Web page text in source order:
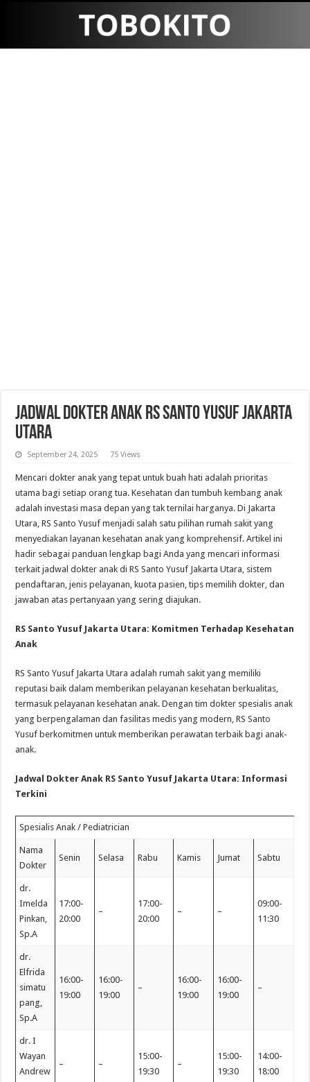
Jadwal Dokter Anak RS Santo Yusuf Jakarta
Utara
September 24, 2025 75 Views
Mencari dokter anak yang tepat untuk buah hati adalah prioritas
utama bagi setiap orang tua. Kesehatan dan tumbuh kembang anak
adalah investasi masa depan yang tak ternilai harganya. Di Jakarta
Utara, RS Santo Yusuf menjadi salah satu pilihan rumah sakit yang
menyediakan layanan kesehatan anak yang komprehensif. Artikel ini
hadir sebagai panduan lengkap bagi Anda yang mencari informasi
terkait jadwal dokter anak di RS Santo Yusuf Jakarta Utara, sistem
pendaftaran, jenis pelayanan, kuota pasien, tips memilih dokter, dan
jawaban atas pertanyaan yang sering diajukan.
RS Santo Yusuf Jakarta Utara: Komitmen Terhadap Kesehatan
Anak
RS Santo Yusuf Jakarta Utara adalah rumah sakit yang memiliki
reputasi baik dalam memberikan pelayanan kesehatan berkualitas,
termasuk pelayanan kesehatan anak. Dengan tim dokter spesialis anak
yang berpengalaman dan fasilitas medis yang modern, RS Santo
Yusuf berkomitmen untuk memberikan perawatan terbaik bagi anak-
anak.
Jadwal Dokter Anak RS Santo Yusuf Jakarta Utara: Informasi
Terkini
Spesialis Anak / Pediatrician
Nama
Dokter
Senin Selasa Rabu Kamis Jumat Sabtu
dr.
Imelda
Pinkan,
Sp.A
17:00-
20:00
–
17:00-
20:00
– –
09:00-
11:30
dr.
Elfrida
simatu
pang,
Sp.A
16:00-
19:00
16:00-
19:00
–
16:00-
19:00
16:00-
19:00
–
dr. I
Wayan
Andrew
– –
15:00-
19:30
–
15:00-
19:30
14:00-
18:00